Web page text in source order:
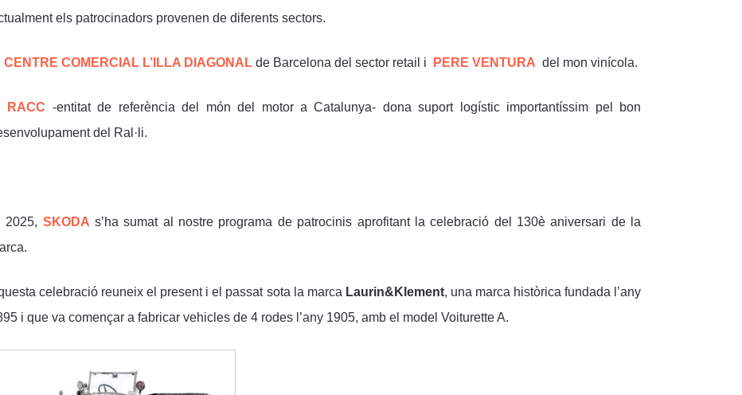
els patrocinadors provenen de diferents sectors.
CENTRE COMERCIAL L’ILLA DIAGONAL de Barcelona del sector retail i PERE VENTURA del mon vinícola.
RACC -entitat de referència del món del motor a Catalunya- dona suport logístic importantíssim pel bon
del Ral·li.
2025, SKODA s’ha sumat al nostre programa de patrocinis aprofitant la celebració del 130è aniversari de la
celebració reuneix el present i el passat sota la marca Laurin&Klement, una marca històrica fundada l’any
i que va començar a fabricar vehicles de 4 rodes l’any 1905, amb el model Voiturette A.